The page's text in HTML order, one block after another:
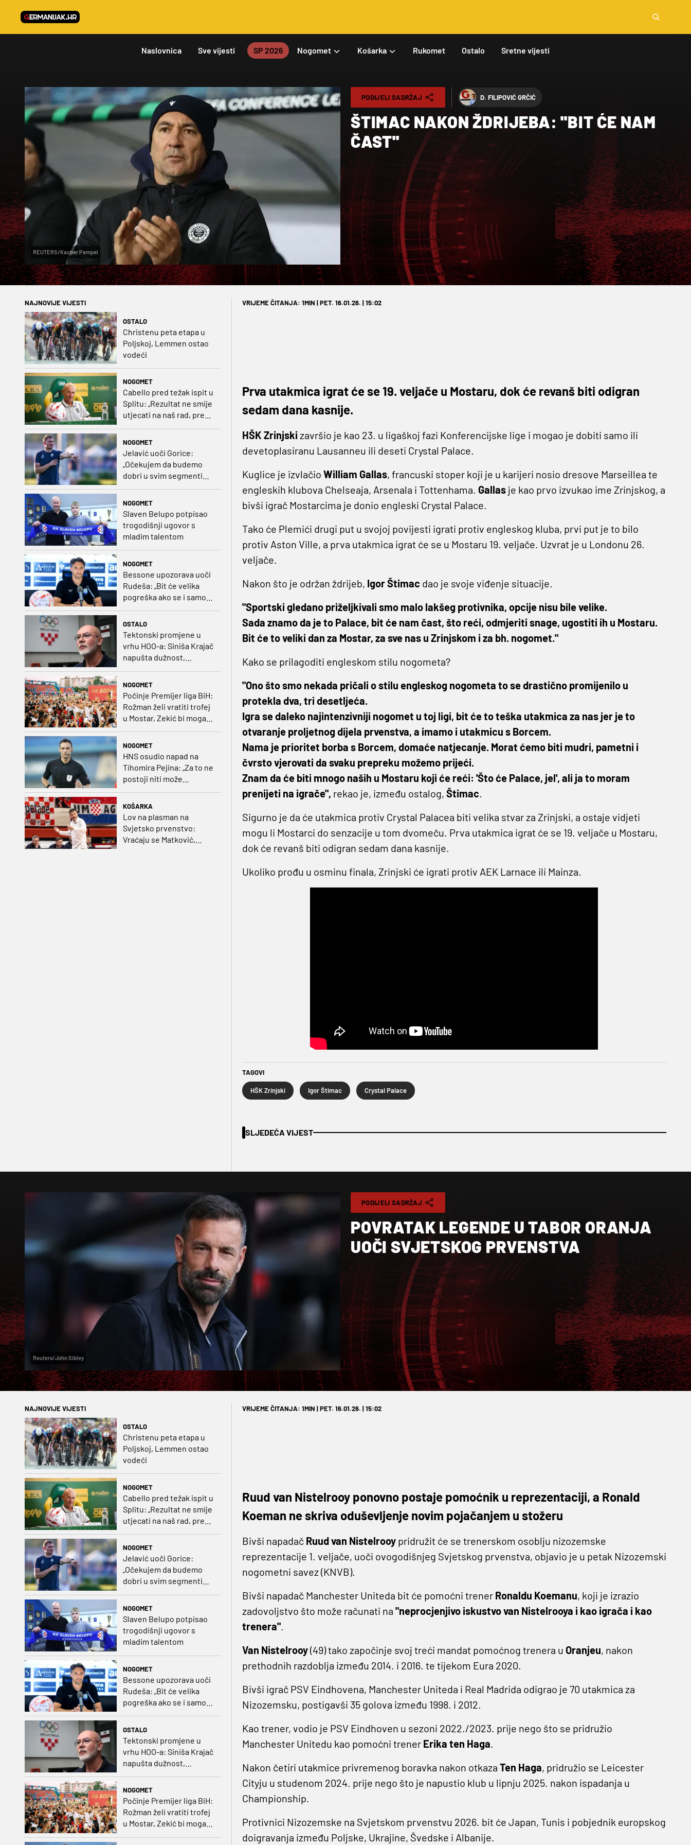
Naslovnica Sve vijesti SP 2026 Nogomet Košarka Rukomet Ostalo Sretne vijesti
REUTERS/Kacper Pempel
PODIJELI SADRŽAJ D. FILIPOVIĆ GRČIĆ
ŠTIMAC NAKON ŽDRIJEBA: ''BIT ĆE NAM
ČAST''
NAJNOVIJE VIJESTI
OSTALO
Christenu peta etapa u
Poljskoj, Lemmen ostao
vodeći
NOGOMET
Cabello pred težak ispit u
Splitu: „Rezultat ne smije
utjecati na naš rad, pred
NOGOMET
Jelavić uoči Gorice:
„Očekujem da budemo
dobri u svim segmentima
igre i pobjedu“
NOGOMET
Slaven Belupo potpisao
trogodišnji ugovor s
mladim talentom
NOGOMET
Bessone upozorava uoči
Rudeša: „Bit će velika
pogreška ako se i samo
OSTALO
Tektonski promjene u
vrhu HOO-a: Siniša Krajač
napušta dužnost,
NOGOMET
Počinje Premijer liga BiH:
Rožman želi vratiti trofej
u Mostar, Zekić bi mogao
biti iznenađenje
NOGOMET
HNS osudio napad na
Tihomira Pejina: „Za to ne
postoji niti može
KOŠARKA
Lov na plasman na
Svjetsko prvenstvo:
Vraćaju se Matković,
VRIJEME ČITANJA: 1MIN | PET. 16.01.26. | 15:02
Prva utakmica igrat će se 19. veljače u Mostaru, dok će revanš biti odigran
sedam dana kasnije.
HŠK Zrinjski završio je kao 23. u ligaškoj fazi Konferencijske lige i mogao je dobiti samo ili
devetoplasiranu Lausanneu ili deseti Crystal Palace.
Kuglice je izvlačio William Gallas, francuski stoper koji je u karijeri nosio dresove Marseillea te
engleskih klubova Chelseaja, Arsenala i Tottenhama. Gallasje kao prvo izvukao ime Zrinjskog, a
bivši igrač Mostarcima je donio engleski Crystal Palace.
Tako će Plemići drugi put u svojoj povijesti igrati protiv engleskog kluba, prvi put je to bilo
protiv Aston Ville, a prva utakmica igrat će se u Mostaru 19. veljače. Uzvrat je u Londonu 26.
veljače.
Nakon što je održan ždrijeb, Igor Štimac dao je svoje viđenje situacije.
"Sportski gledano priželjkivali smo malo lakšeg protivnika, opcije nisu bile velike.
Sada znamo da je to Palace, bit će nam čast, što reći, odmjeriti snage, ugostiti ih u Mostaru.
Bit će to veliki dan za Mostar, za sve nas u Zrinjskom i za bh. nogomet."
Kako se prilagoditi engleskom stilu nogometa?
"Ono što smo nekada pričali o stilu engleskog nogometa to se drastično promijenilo u
protekla dva, tri desetljeća.
Igra se daleko najintenzivniji nogomet u toj ligi, bit će to teška utakmica za nas jer je to
otvaranje proljetnog dijela prvenstva, a imamo i utakmicu s Borcem.
Nama je prioritet borba s Borcem, domaće natjecanje. Morat ćemo biti mudri, pametni i
čvrsto vjerovati da svaku prepreku možemo prijeći.
Znam da će biti mnogo naših u Mostaru koji će reći: 'Što će Palace, jel', ali ja to moram
prenijeti na igrače", rekao je, između ostalog, Štimac.
Sigurno je da će utakmica protiv Crystal Palacea biti velika stvar za Zrinjski, a ostaje vidjeti
mogu li Mostarci do senzacije u tom dvomeču. Prva utakmica igrat će se 19. veljače u Mostaru,
dok će revanš biti odigran sedam dana kasnije.
Ukoliko prođu u osminu finala, Zrinjski će igrati protiv AEK Larnace ili Mainza.
TAGOVI
HŠK Zrinjski Igor Štimac Crystal Palace
SLJEDEĆA VIJEST
Reuters/John Sibley
PODIJELI SADRŽAJ
POVRATAK LEGENDE U TABOR ORANJA
UOČI SVJETSKOG PRVENSTVA
NAJNOVIJE VIJESTI
OSTALO
Christenu peta etapa u
Poljskoj, Lemmen ostao
vodeći
NOGOMET
Cabello pred težak ispit u
Splitu: „Rezultat ne smije
utjecati na naš rad, pred
NOGOMET
Jelavić uoči Gorice:
„Očekujem da budemo
dobri u svim segmentima
NOGOMET
Slaven Belupo potpisao
trogodišnji ugovor s
mladim talentom
NOGOMET
Bessone upozorava uoči
Rudeša: „Bit će velika
pogreška ako se i samo
malo opustimo“
OSTALO
Tektonski promjene u
vrhu HOO-a: Siniša Krajač
napušta dužnost,
NOGOMET
Počinje Premijer liga BiH:
Rožman želi vratiti trofej
u Mostar, Zekić bi mogao
VRIJEME ČITANJA: 1MIN | PET. 16.01.26. | 15:02
Ruud van Nistelrooy ponovno postaje pomoćnik u reprezentaciji, a Ronald
Koeman ne skriva oduševljenje novim pojačanjem u stožeru
Bivši napadač Ruud van Nistelrooypridružit će se trenerskom osoblju nizozemske
reprezentacije 1. veljače, uoči ovogodišnjeg Svjetskog prvenstva, objavio je u petak Nizozemski
nogometni savez (KNVB).
Bivši napadač Manchester Uniteda bit će pomoćni trener Ronaldu Koemanu, koji je izrazio
zadovoljstvo što može računati na "neprocjenjivo iskustvo van Nistelrooya i kao igrača i kao
trenera".
Van Nistelrooy(49) tako započinje svoj treći mandat pomoćnog trenera u Oranjeu, nakon
prethodnih razdoblja između 2014. i 2016. te tijekom Eura 2020.
Bivši igrač PSV Eindhovena, Manchester Uniteda i Real Madrida odigrao je 70 utakmica za
Nizozemsku, postigavši ​​35 golova između 1998. i 2012.
Kao trener, vodio je PSV Eindhoven u sezoni 2022./2023. prije nego što se pridružio
Manchester Unitedu kao pomoćni trener Erika ten Haga
Nakon četiri utakmice privremenog boravka nakon otkaza Ten Haga, pridružio se Leicester
Cityju u studenom 2024. prije nego što je napustio klub u lipnju 2025. nakon ispadanja u
Championship.
Protivnici Nizozemske na Svjetskom prvenstvu 2026. bit će Japan, Tunis i pobjednik europskog
doigravanja između Poljske, Ukrajine, Švedske i Albanije.